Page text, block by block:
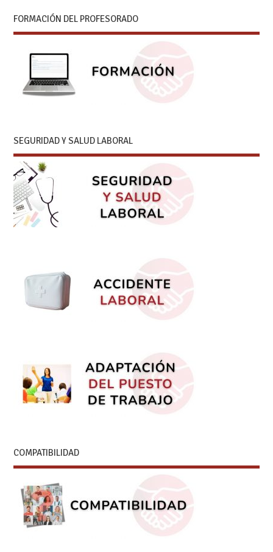
FORMACIÓN DEL PROFESORADO
SEGURIDAD Y SALUD LABORAL
COMPATIBILIDAD